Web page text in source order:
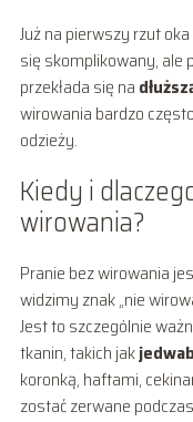
Już na pierwszy rzut
się skomplikowany, ale
przekłada się na
wirowania bardzo
odzieży.
Kiedy i
wirowania?
Pranie bez wirowania
widzimy znak „nie
Jest to szczególnie
tkanin, takich jakjedwab
koronką, haftami,
zostać zerwane